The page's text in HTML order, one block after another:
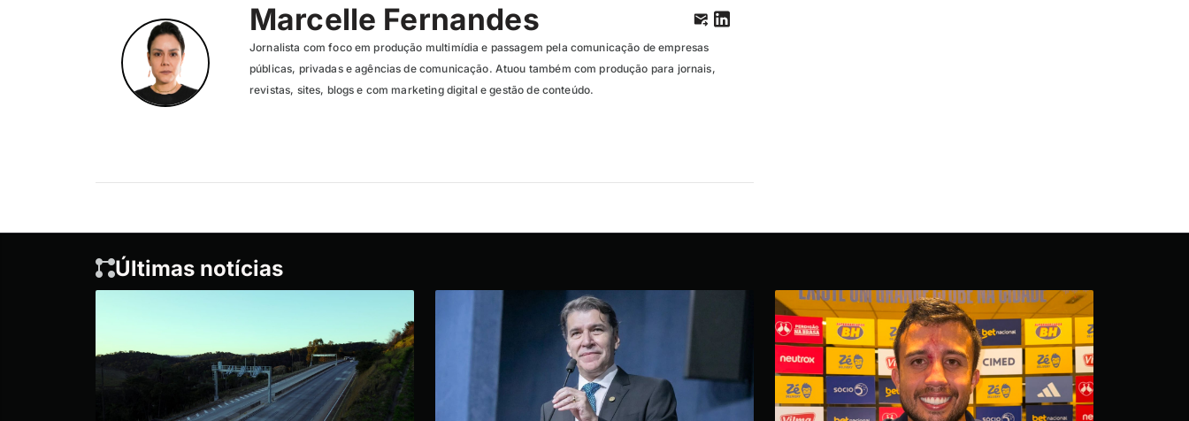
Marcelle Fernandes
Jornalista com foco em produção multimídia e passagem pela comunicação de empresas
públicas, privadas e agências de comunicação. Atuou também com produção para jornais,
revistas, sites, blogs e com marketing digital e gestão de conteúdo.
Últimas notícias